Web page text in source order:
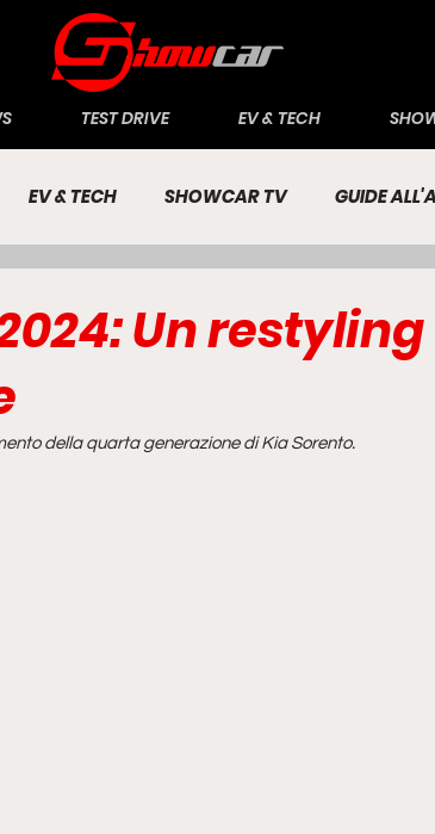
TEST DRIVE EV & TECH
EV & TECH SHOWCAR TV GUIDE
Un restyling
della quarta generazione di Kia Sorento.